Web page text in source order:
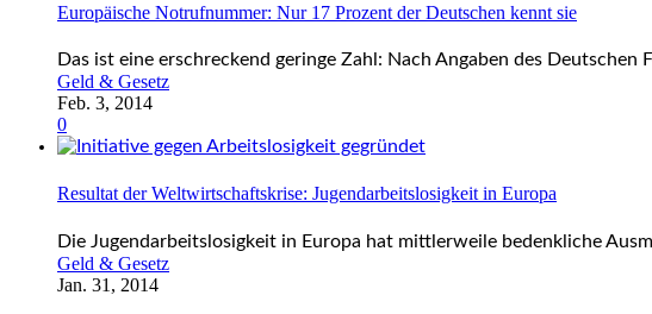
Europäische Notrufnummer: Nur 17 Prozent der Deutschen kennt sie
Das ist eine erschreckend geringe Zahl: Nach Angaben des
Geld & Gesetz
Feb. 3, 2014
0
Resultat der Weltwirtschaftskrise: Jugendarbeitslosigkeit in Europa
Die Jugendarbeitslosigkeit in Europa hat mittlerweile bedenkliche
Geld & Gesetz
Jan. 31, 2014